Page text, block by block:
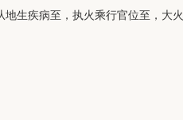
地生疾病至，执火乘行官位至，大火